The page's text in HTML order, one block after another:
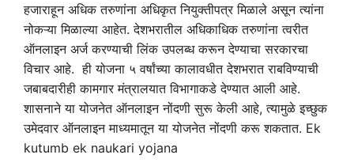
हजाराहून अधिक तरुणांना अधिकृत नियुक्तीपत्र मिळाले असून त्यांना
नोकऱ्या मिळाल्या आहेत. देशभरातील अधिकाधिक तरुणांना त्वरीत
ऑनलाइन अर्ज करण्याची लिंक उपलब्ध करून देण्याचा सरकारचा
विचार आहे. ही योजना ५ वर्षांच्या कालावधीत देशभरात राबविण्याची
जबाबदारीही कामगार मंत्रालयात विभागाकडे देण्यात आली आहे.
शासनाने या योजनेत ऑनलाइन नोंदणी सुरू केली आहे, त्यामुळे इच्छुक
उमेदवार ऑनलाइन माध्यमातून या योजनेत नोंदणी करू शकतात. Ek
kutumb ek naukari yojana